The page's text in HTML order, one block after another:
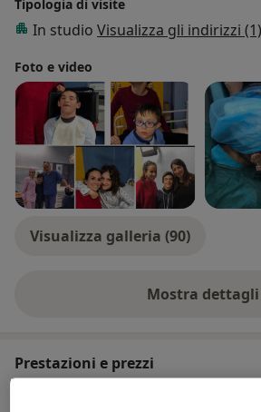
Tipologia di visite
In studio Visualizza gli indirizzi (1)
Foto e video
Visualizza galleria (90)
Mostra dettagli
Prestazioni e prezzi